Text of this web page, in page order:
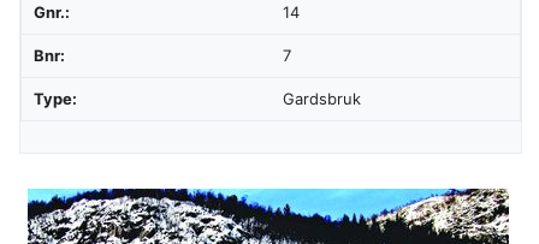
Gnr.: 14
Bnr: 7
Type: Gardsbruk